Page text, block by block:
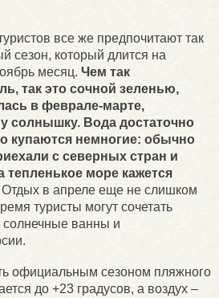
все же предпочитают так
сезон, который длится на
месяц. Чем так
так это сочной зеленью,
в феврале-марте,
солнышку. Вода достаточно
купаются немногие: обычно
с северных стран и
тепленькое море кажется
Отдых в апреле еще не слишком
туристы могут сочетать
ванны и
официальным сезоном пляжного
до +23 градусов, а воздух –